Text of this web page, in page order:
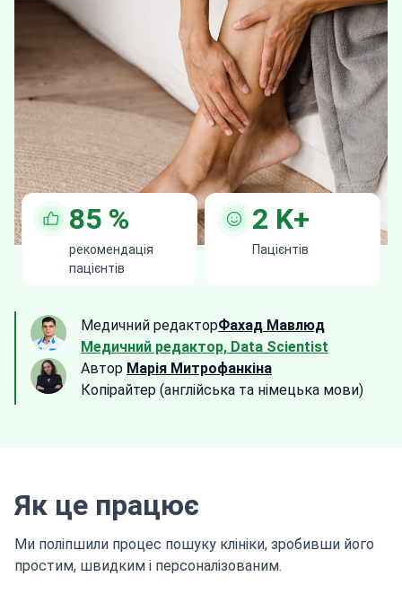
85 %
рекомендація
пацієнтів
2 K+
Пацієнтів
Медичний редакторФахад Мавлюд
Медичний редактор, Data Scientist
Автор Марія Митрофанкіна
Копірайтер (англійська та німецька мови)
Як це працює
Ми поліпшили процес пошуку клініки, зробивши його
простим, швидким і персоналізованим.